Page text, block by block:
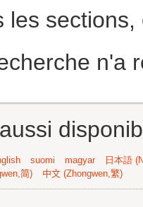
les
n'a
suomi magyar
日本語
简) 中文 (Zhongwen,繁)